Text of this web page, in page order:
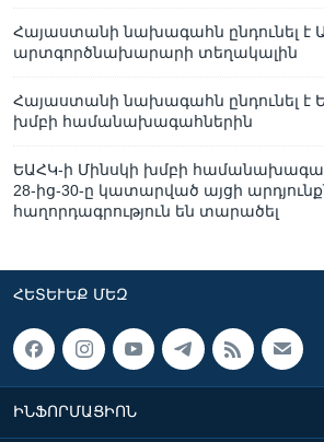
Հայաստանի նախագահն ընդունել է
արտգործնախարարի տեղակալին
Հայաստանի նախագահն ընդունել է
խմբի համանախագահներին
ԵԱՀԿ-ի Մինսկի խմբի
28-ից-30-ը կատարված այցի
հաղորդագրություն են տարածել
ՀԵՏԵՒԵՔ ՄԵԶ
ԻՆՖՈՐՄԱՑԻՈՆ